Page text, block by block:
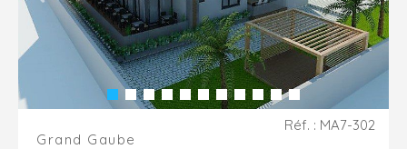
Grand Gaube
Réf. : MA7-302